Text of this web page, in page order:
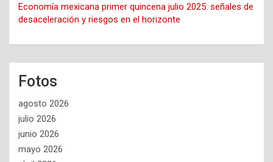
Economía mexicana primer quincena julio 2025: señales de
desaceleración y riesgos en el horizonte
Fotos
agosto 2026
julio 2026
junio 2026
mayo 2026